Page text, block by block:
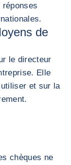
de
le directeur
Elle
et sur la
chèques ne